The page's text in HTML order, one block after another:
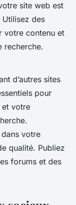
site web est
des
votre contenu et
recherche.
d’autres sites
pour
et votre
votre
qualité. Publiez
forums et des